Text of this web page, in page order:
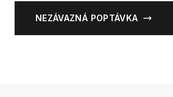
NEZÁVAZNÁ POPTÁVKA